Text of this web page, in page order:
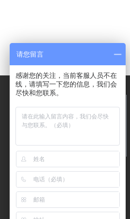
公司简介
企业文化
请您留言
感谢您的关注，当前客服人员不在
线，请填写一下您的信息，我们会
尽快和您联系。